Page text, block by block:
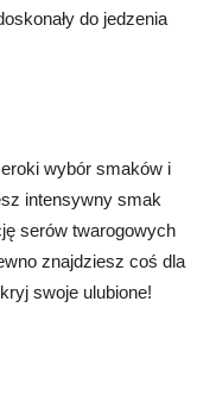
do jedzenia
wybór smaków i
intensywny smak
serów twarogowych
znajdziesz coś dla
swoje ulubione!